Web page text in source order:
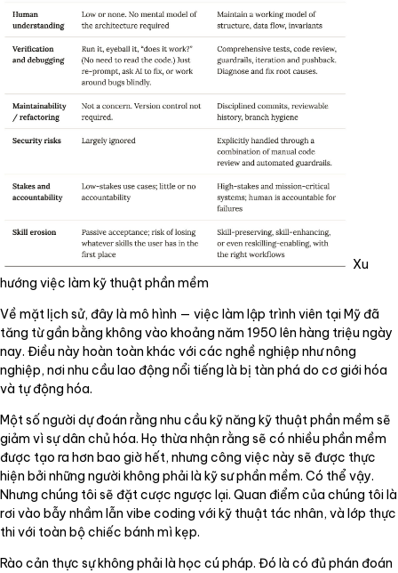
Xu
hướng việc làm kỹ thuật phần mềm
Về mặt lịch sử, đây là mô hình — việc làm lập trình viên tại Mỹ đã
tăng từ gần bằng không vào khoảng năm 1950 lên hàng triệu ngày
nay. Điều này hoàn toàn khác với các nghề nghiệp như nông
nghiệp, nơi nhu cầu lao động nổi tiếng là bị tàn phá do cơ giới hóa
và tự động hóa.
Một số người dự đoán rằng nhu cầu kỹ năng kỹ thuật phần mềm sẽ
giảm vì sự dân chủ hóa. Họ thừa nhận rằng sẽ có nhiều phần mềm
được tạo ra hơn bao giờ hết, nhưng công việc này sẽ được thực
hiện bởi những người không phải là kỹ sư phần mềm. Có thể vậy.
Nhưng chúng tôi sẽ đặt cược ngược lại. Quan điểm của chúng tôi là
rơi vào bẫy nhầm lẫn vibe coding với kỹ thuật tác nhân, và lớp thực
thi với toàn bộ chiếc bánh mì kẹp.
Rào cản thực sự không phải là học cú pháp. Đó là có đủ phán đoán